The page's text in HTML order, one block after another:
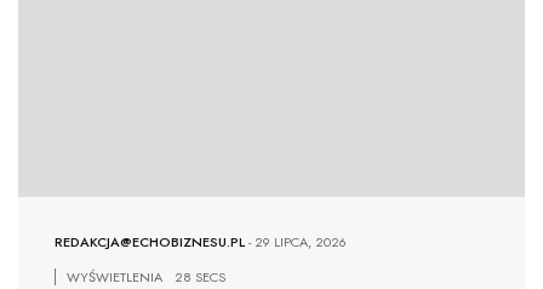
REDAKCJA@ECHOBIZNESU.PL-29 LIPCA, 2026
WYŚWIETLENIA
28 SECS